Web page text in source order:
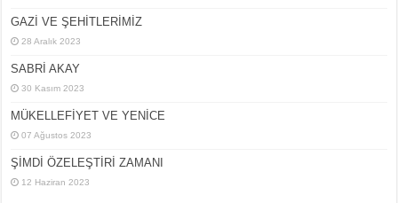
GAZİ VE ŞEHİTLERİMİZ
28 Aralık 2023
SABRİ AKAY
30 Kasım 2023
MÜKELLEFİYET VE YENİCE
07 Ağustos 2023
ŞİMDİ ÖZELEŞTİRİ ZAMANI
12 Haziran 2023